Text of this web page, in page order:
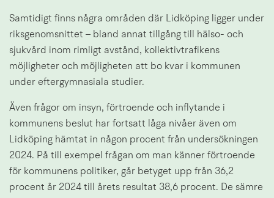
Samtidigt finns några områden där Lidköping ligger under
riksgenomsnittet – bland annat tillgång till hälso- och
sjukvård inom rimligt avstånd, kollektivtrafikens
möjligheter och möjligheten att bo kvar i kommunen
under eftergymnasiala studier.
Även frågor om insyn, förtroende och inflytande i
kommunens beslut har fortsatt låga nivåer även om
Lidköping hämtat in någon procent från undersökningen
2024. På till exempel frågan om man känner förtroende
för kommunens politiker, går betyget upp från 36,2
procent år 2024 till årets resultat 38,6 procent. De sämre